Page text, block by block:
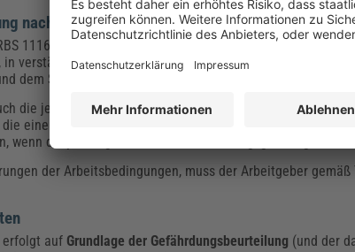
nach TRBS 1116?
1116 umfasst Anweisungen zu betrieblichen Abläufen
verständlicher Form und Sprache sowie an geeigneter
dem Sprachgebrauch der Belegschaft.
die jeweiligen mitgeliefertenGebrauchsanleitungendes
eine entsprechende Betriebsanweisung besitzen würde.
wenn die jeweiligen Arbeitsmittel ordnungsgemäß genutzt
der Arbeitsbedingungen, muss der Arbeitgeber
erfolgt auf Grundlage der Gefährdungsbeurteilung (und der